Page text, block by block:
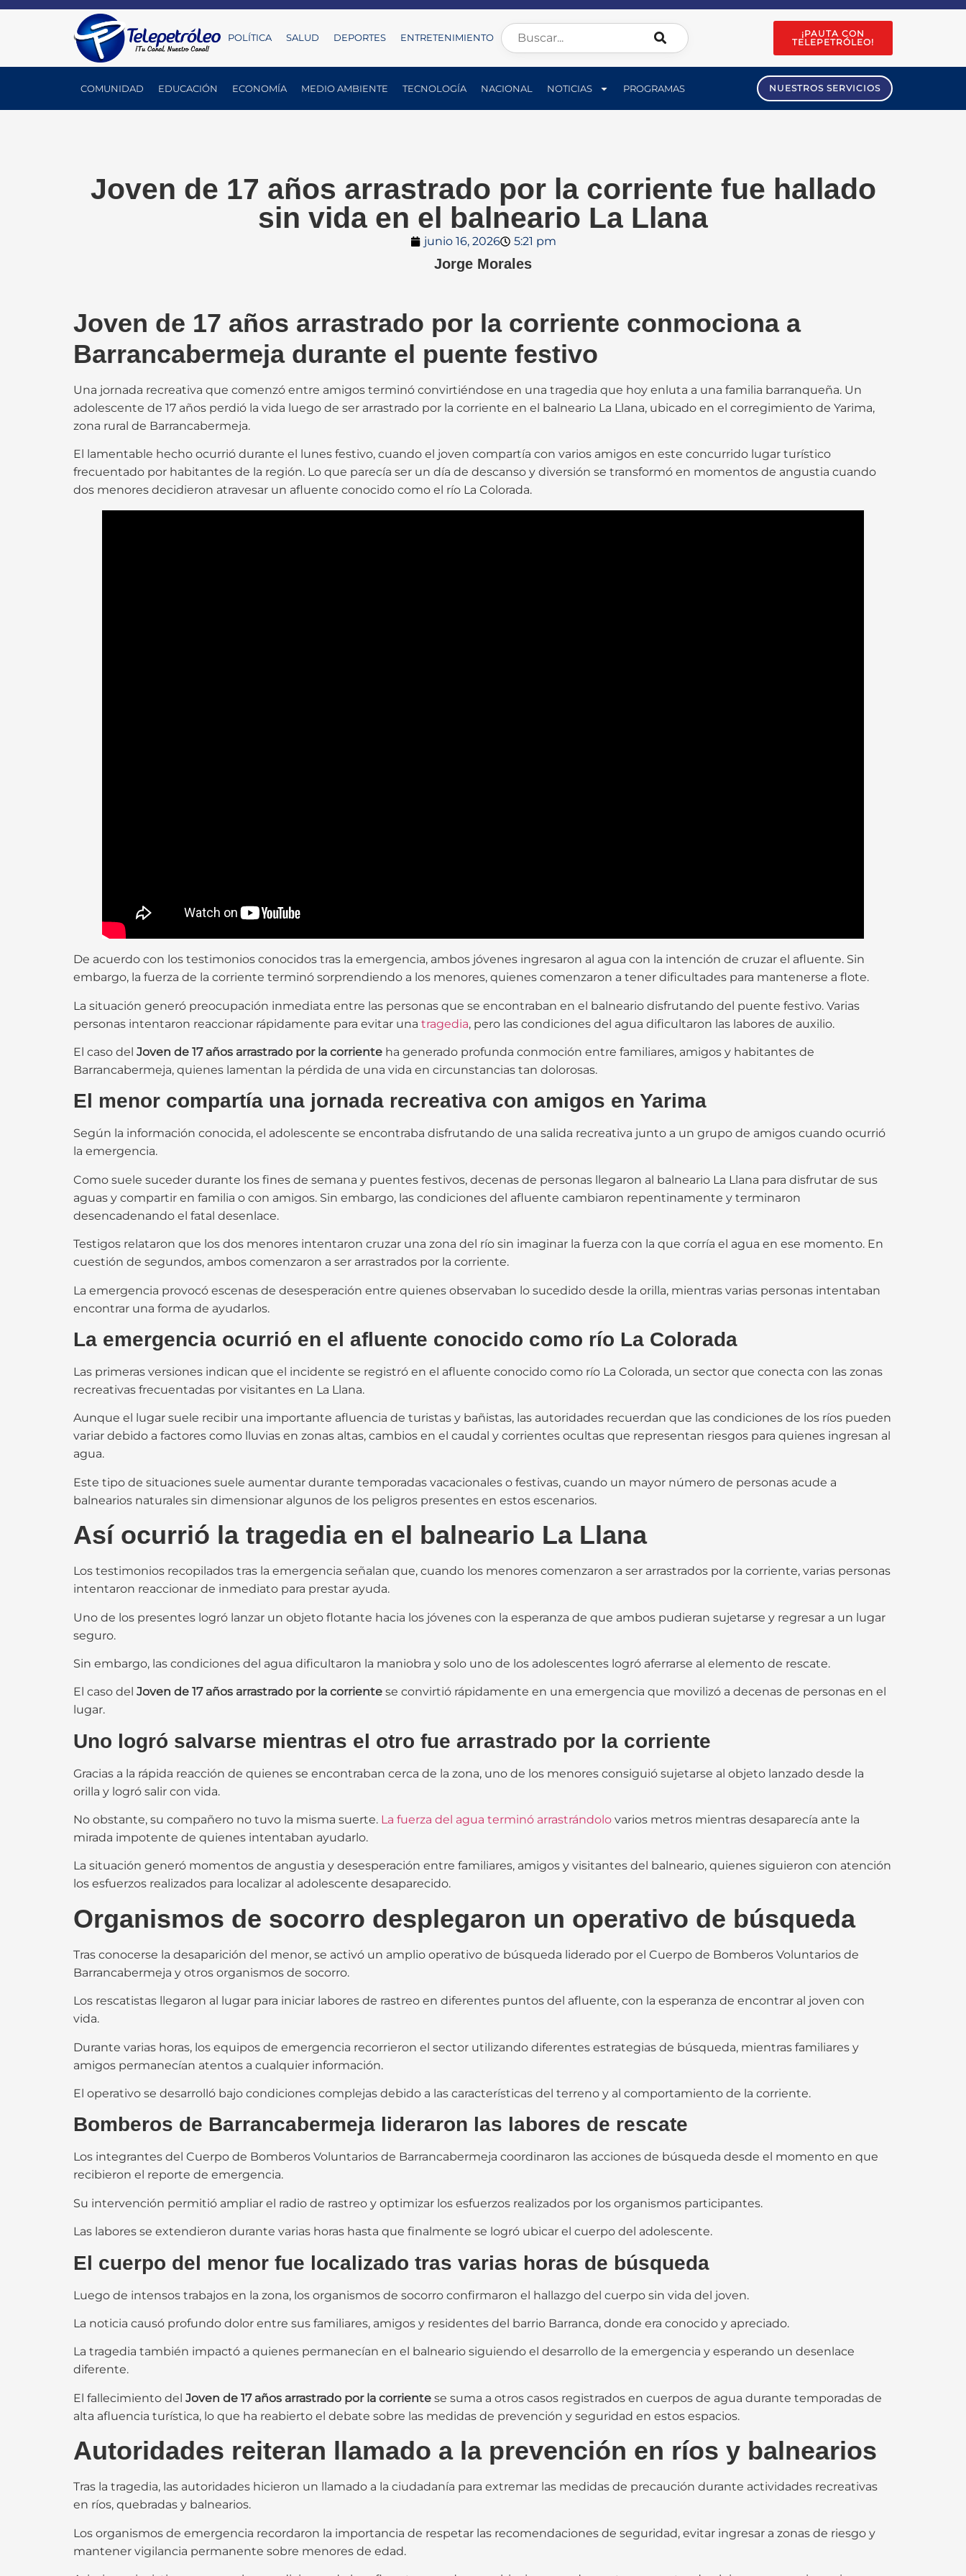
POLÍTICA SALUD DEPORTES ENTRETENIMIENTO
¡PAUTA CON
TELEPETRÓLEO!
COMUNIDAD EDUCACIÓN ECONOMÍA MEDIO AMBIENTE TECNOLOGÍA NACIONAL NOTICIAS PROGRAMAS NUESTROS SERVICIOS
Joven de 17 años arrastrado por la corriente fue hallado
sin vida en el balneario La Llana
junio 16, 2026 5:21 pm
Jorge Morales
Joven de 17 años arrastrado por la corriente conmociona a
Barrancabermeja durante el puente festivo
Una jornada recreativa que comenzó entre amigos terminó convirtiéndose en una tragedia que hoy enluta a una familia barranqueña. Un
adolescente de 17 años perdió la vida luego de ser arrastrado por la corriente en el balneario La Llana, ubicado en el corregimiento de Yarima,
zona rural de Barrancabermeja.
El lamentable hecho ocurrió durante el lunes festivo, cuando el joven compartía con varios amigos en este concurrido lugar turístico
frecuentado por habitantes de la región. Lo que parecía ser un día de descanso y diversión se transformó en momentos de angustia cuando
dos menores decidieron atravesar un afluente conocido como el río La Colorada.
De acuerdo con los testimonios conocidos tras la emergencia, ambos jóvenes ingresaron al agua con la intención de cruzar el afluente. Sin
embargo, la fuerza de la corriente terminó sorprendiendo a los menores, quienes comenzaron a tener dificultades para mantenerse a flote.
La situación generó preocupación inmediata entre las personas que se encontraban en el balneario disfrutando del puente festivo. Varias
personas intentaron reaccionar rápidamente para evitar una tragedia, pero las condiciones del agua dificultaron las labores de auxilio.
El caso del Joven de 17 años arrastrado por la corriente ha generado profunda conmoción entre familiares, amigos y habitantes de
Barrancabermeja, quienes lamentan la pérdida de una vida en circunstancias tan dolorosas.
El menor compartía una jornada recreativa con amigos en Yarima
Según la información conocida, el adolescente se encontraba disfrutando de una salida recreativa junto a un grupo de amigos cuando ocurrió
la emergencia.
Como suele suceder durante los fines de semana y puentes festivos, decenas de personas llegaron al balneario La Llana para disfrutar de sus
aguas y compartir en familia o con amigos. Sin embargo, las condiciones del afluente cambiaron repentinamente y terminaron
desencadenando el fatal desenlace.
Testigos relataron que los dos menores intentaron cruzar una zona del río sin imaginar la fuerza con la que corría el agua en ese momento. En
cuestión de segundos, ambos comenzaron a ser arrastrados por la corriente.
La emergencia provocó escenas de desesperación entre quienes observaban lo sucedido desde la orilla, mientras varias personas intentaban
encontrar una forma de ayudarlos.
La emergencia ocurrió en el afluente conocido como río La Colorada
Las primeras versiones indican que el incidente se registró en el afluente conocido como río La Colorada, un sector que conecta con las zonas
recreativas frecuentadas por visitantes en La Llana.
Aunque el lugar suele recibir una importante afluencia de turistas y bañistas, las autoridades recuerdan que las condiciones de los ríos pueden
variar debido a factores como lluvias en zonas altas, cambios en el caudal y corrientes ocultas que representan riesgos para quienes ingresan al
agua.
Este tipo de situaciones suele aumentar durante temporadas vacacionales o festivas, cuando un mayor número de personas acude a
balnearios naturales sin dimensionar algunos de los peligros presentes en estos escenarios.
Así ocurrió la tragedia en el balneario La Llana
Los testimonios recopilados tras la emergencia señalan que, cuando los menores comenzaron a ser arrastrados por la corriente, varias personas
intentaron reaccionar de inmediato para prestar ayuda.
Uno de los presentes logró lanzar un objeto flotante hacia los jóvenes con la esperanza de que ambos pudieran sujetarse y regresar a un lugar
seguro.
Sin embargo, las condiciones del agua dificultaron la maniobra y solo uno de los adolescentes logró aferrarse al elemento de rescate.
El caso del Joven de 17 años arrastrado por la corriente se convirtió rápidamente en una emergencia que movilizó a decenas de personas en el
lugar.
Uno logró salvarse mientras el otro fue arrastrado por la corriente
Gracias a la rápida reacción de quienes se encontraban cerca de la zona, uno de los menores consiguió sujetarse al objeto lanzado desde la
orilla y logró salir con vida.
No obstante, su compañero no tuvo la misma suerte. La fuerza del agua terminó arrastrándolo varios metros mientras desaparecía ante la
mirada impotente de quienes intentaban ayudarlo.
La situación generó momentos de angustia y desesperación entre familiares, amigos y visitantes del balneario, quienes siguieron con atención
los esfuerzos realizados para localizar al adolescente desaparecido.
Organismos de socorro desplegaron un operativo de búsqueda
Tras conocerse la desaparición del menor, se activó un amplio operativo de búsqueda liderado por el Cuerpo de Bomberos Voluntarios de
Barrancabermeja y otros organismos de socorro.
Los rescatistas llegaron al lugar para iniciar labores de rastreo en diferentes puntos del afluente, con la esperanza de encontrar al joven con
vida.
Durante varias horas, los equipos de emergencia recorrieron el sector utilizando diferentes estrategias de búsqueda, mientras familiares y
amigos permanecían atentos a cualquier información.
El operativo se desarrolló bajo condiciones complejas debido a las características del terreno y al comportamiento de la corriente.
Bomberos de Barrancabermeja lideraron las labores de rescate
Los integrantes del Cuerpo de Bomberos Voluntarios de Barrancabermeja coordinaron las acciones de búsqueda desde el momento en que
recibieron el reporte de emergencia.
Su intervención permitió ampliar el radio de rastreo y optimizar los esfuerzos realizados por los organismos participantes.
Las labores se extendieron durante varias horas hasta que finalmente se logró ubicar el cuerpo del adolescente.
El cuerpo del menor fue localizado tras varias horas de búsqueda
Luego de intensos trabajos en la zona, los organismos de socorro confirmaron el hallazgo del cuerpo sin vida del joven.
La noticia causó profundo dolor entre sus familiares, amigos y residentes del barrio Barranca, donde era conocido y apreciado.
La tragedia también impactó a quienes permanecían en el balneario siguiendo el desarrollo de la emergencia y esperando un desenlace
diferente.
El fallecimiento del Joven de 17 años arrastrado por la corriente se suma a otros casos registrados en cuerpos de agua durante temporadas de
alta afluencia turística, lo que ha reabierto el debate sobre las medidas de prevención y seguridad en estos espacios.
Autoridades reiteran llamado a la prevención en ríos y balnearios
Tras la tragedia, las autoridades hicieron un llamado a la ciudadanía para extremar las medidas de precaución durante actividades recreativas
en ríos, quebradas y balnearios.
Los organismos de emergencia recordaron la importancia de respetar las recomendaciones de seguridad, evitar ingresar a zonas de riesgo y
mantener vigilancia permanente sobre menores de edad.